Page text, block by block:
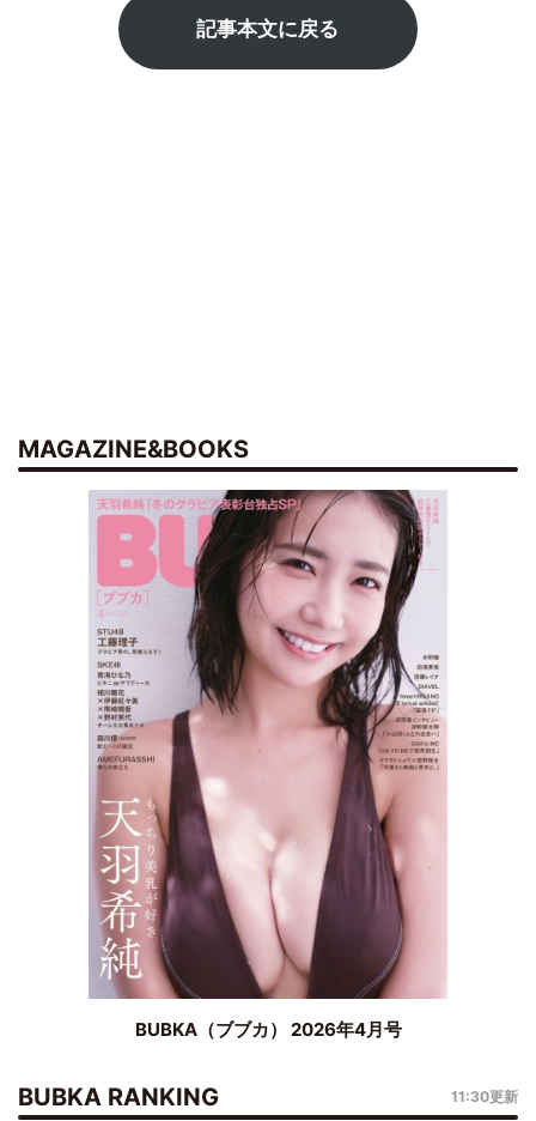
記事本文に戻る
MAGAZINE&BOOKS
BUBKA（ブブカ） 2026年4月号
BUBKA RANKING 11:30更新